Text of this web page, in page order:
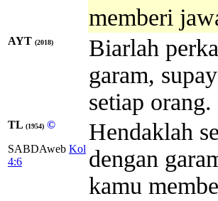
memberi
AYT (2018)
Biarlah
garam,
setiap orang.
TL (1954) ©
SABDAweb Kol
4:6
Hendaklah
dengan
kamu